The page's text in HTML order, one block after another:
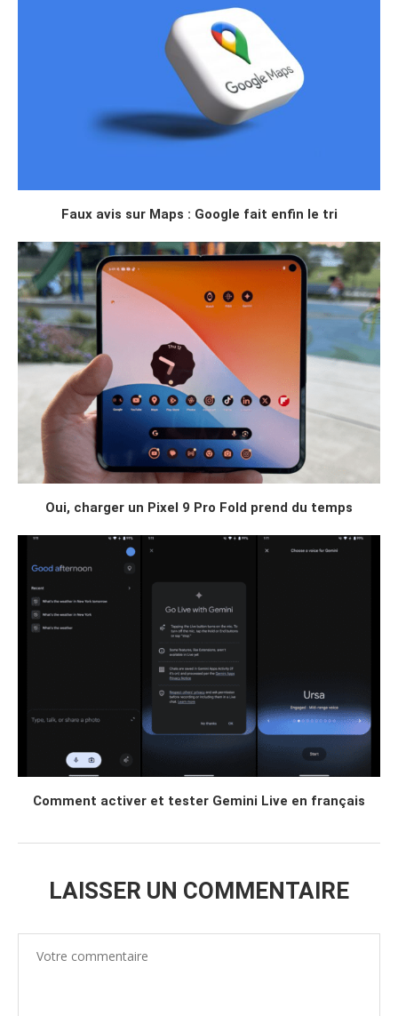
Faux avis sur Maps : Google fait enfin le tri
Oui, charger un Pixel 9 Pro Fold prend du temps
Comment activer et tester Gemini Live en français
LAISSER UN COMMENTAIRE